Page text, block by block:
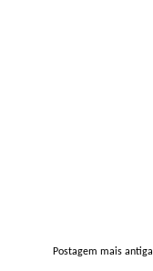
Postagem mais antiga